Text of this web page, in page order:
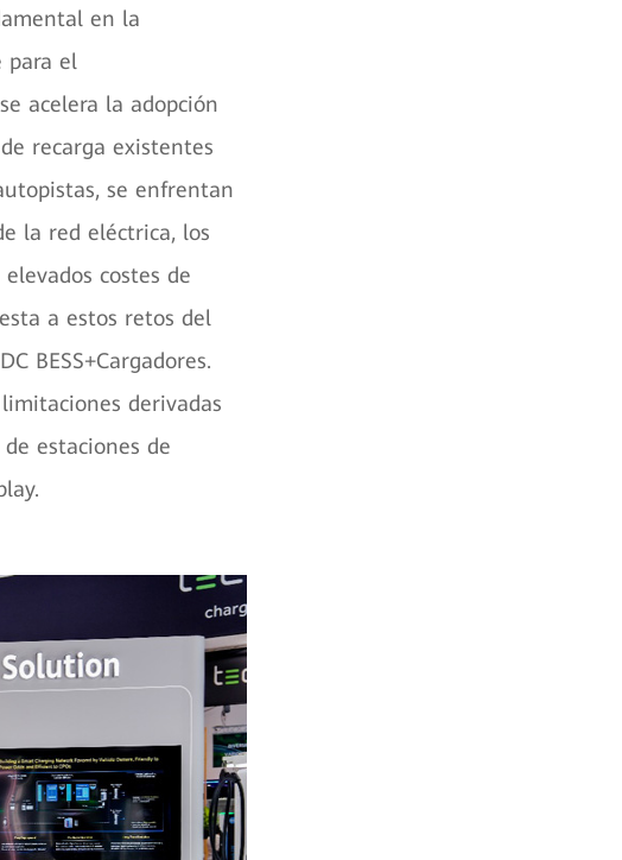
en la
para el
acelera la adopción
recarga existentes
se enfrentan
la red eléctrica, los
costes de
a estos retos del
BESS+Cargadores.
derivadas
estaciones de